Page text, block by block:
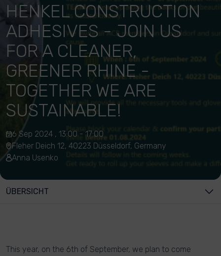
HENKEL CONSTRUCTION
ADHESIVES - JOIN US
FOR A CLEANER,
GREENER RHINE -
TOGETHER WE ARE
SUSTAINABLE!
6 Sep 2024 , 13:00 - 17:00
Fleher Deich 12, 40223 Düsseldorf, Germany
Anna Usenko
ÜBERSICHT
This year, on the 6th of September, we plan to come